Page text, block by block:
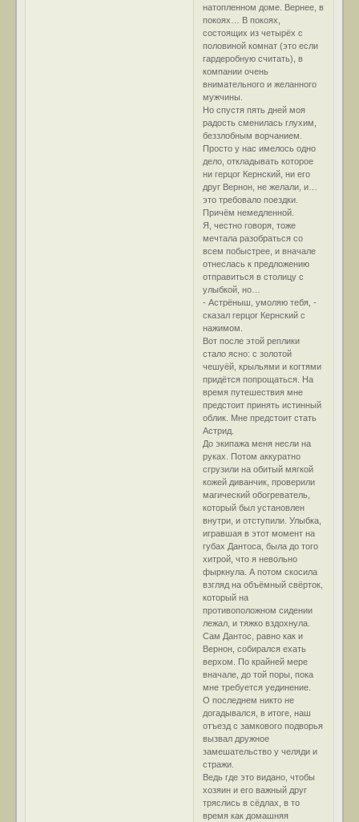
натопленном доме. Вернее, в
покоях… В покоях,
состоящих из четырёх с
половиной комнат (это если
гардеробную считать), в
компании очень
внимательного и желанного
мужчины.
Но спустя пять дней моя
радость сменилась глухим,
беззлобным ворчанием.
Просто у нас имелось одно
дело, откладывать которое
ни герцог Кернский, ни его
друг Вернон, не желали, и…
это требовало поездки.
Причём немедленной.
Я, честно говоря, тоже
мечтала разобраться со
всем побыстрее, и вначале
отнеслась к предложению
отправиться в столицу с
улыбкой, но…
- Астрёныш, умоляю тебя, -
сказал герцог Кернский с
нажимом.
Вот после этой реплики
стало ясно: с золотой
чешуёй, крыльями и когтями
придётся попрощаться. На
время путешествия мне
предстоит принять истинный
облик. Мне предстоит стать
Астрид.
До экипажа меня несли на
руках. Потом аккуратно
сгрузили на обитый мягкой
кожей диванчик, проверили
магический обогреватель,
который был установлен
внутри, и отступили. Улыбка,
игравшая в этот момент на
губах Дантоса, была до того
хитрой, что я невольно
фыркнула. А потом скосила
взгляд на объёмный свёрток,
который на
противоположном сидении
лежал, и тяжко вздохнула.
Сам Дантос, равно как и
Вернон, собирался ехать
верхом. По крайней мере
вначале, до той поры, пока
мне требуется уединение.
О последнем никто не
догадывался, в итоге, наш
отъезд с замкового подворья
вызвал дружное
замешательство у челяди и
стражи.
Ведь где это видано, чтобы
хозяин и его важный друг
тряслись в сёдлах, в то
время как домашняя